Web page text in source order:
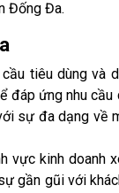
Đống Đa.
tiêu dùng và
ứng nhu
sự đa dạng về
vực kinh
gần gũi với